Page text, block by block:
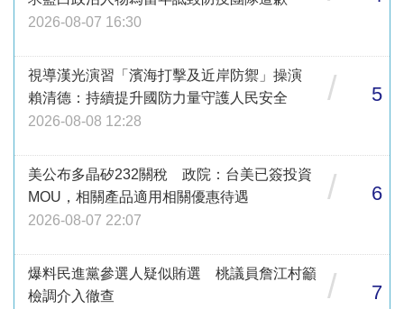
2026-08-07 16:30
視導漢光演習「濱海打擊及近岸防禦」操演
賴清德：持續提升國防力量守護人民安全
2026-08-08 12:28
/ 5
美公布多晶矽232關稅 政院：台美已簽投資
MOU，相關產品適用相關優惠待遇
2026-08-07 22:07
/ 6
爆料民進黨參選人疑似賄選 桃議員詹江村籲
檢調介入徹查
/ 7